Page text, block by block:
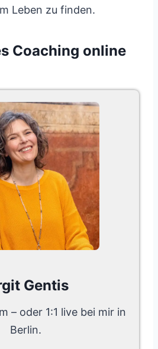
Leben zu finden.
Coaching online
Gentis
– oder 1:1 live bei mir in
Berlin.